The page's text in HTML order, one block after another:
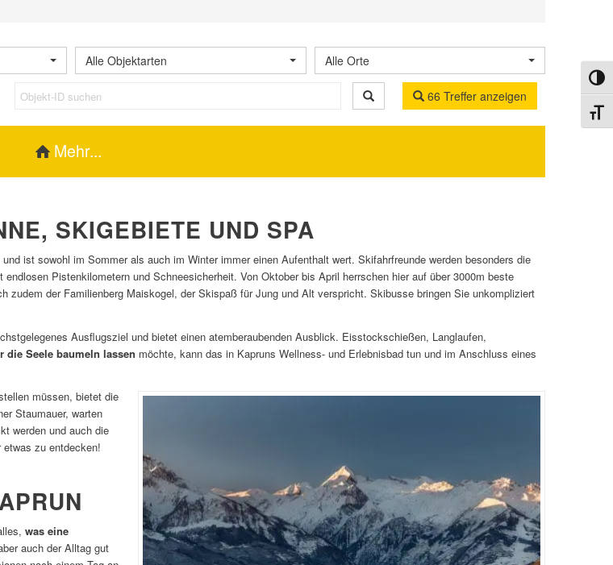
Alle Objektarten Alle Orte
66 Treffer anzeigen
Mehr...
SKIGEBIETE UND SPA
und ist sowohl im Sommer als auch im Winter immer einen Aufenthalt wert. Skifahrfreunde werden besonders die
Pistenkilometern und Schneesicherheit. Von Oktober bis April herrschen hier auf über 3000m beste
zudem der Familienberg Maiskogel, der Skispaß für Jung und Alt verspricht. Skibusse bringen Sie unkompliziert
Ausflugsziel und bietet einen atemberaubenden Ausblick. Eisstockschießen, Langlaufen,
die Seele baumeln lassen möchte, kann das in Kapruns Wellness- und Erlebnisbad tun und im Anschluss eines
müssen, bietet die
Staumauer, warten
werden und auch die
zu entdecken!
was eine
auch der Alltag gut